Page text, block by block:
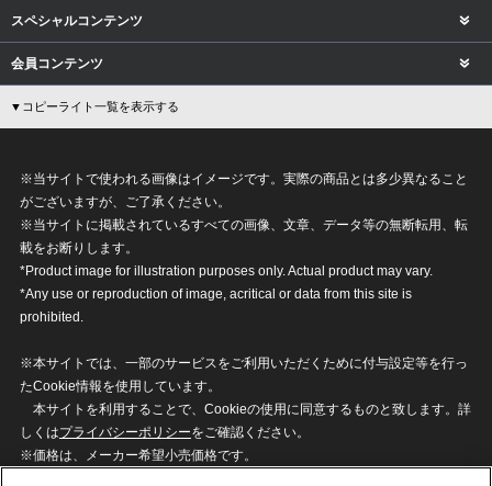
スペシャルコンテンツ
会員コンテンツ
▼コピーライト一覧を表示する
※当サイトで使われる画像はイメージです。実際の商品とは多少異なること
がございますが、ご了承ください。
※当サイトに掲載されているすべての画像、文章、データ等の無断転用、転
載をお断りします。
*Product image for illustration purposes only. Actual product may vary.
*Any use or reproduction of image, acritical or data from this site is
prohibited.
※本サイトでは、一部のサービスをご利用いただくために付与設定等を行っ
たCookie情報を使用しています。
本サイトを利用することで、Cookieの使用に同意するものと致します。詳
しくはプライバシーポリシーをご確認ください。
※価格は、メーカー希望小売価格です。